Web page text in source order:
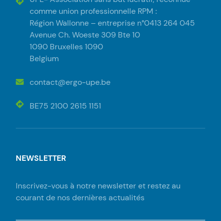
comme union professionnelle RPM :
Région Wallonne – entreprise n°0413 264 045
Avenue Ch. Woeste 309 Bte 10
1090 Bruxelles 1090
Belgium
contact@ergo-upe.be
BE75 2100 2615 1151
NEWSLETTER
Inscrivez-vous à notre newsletter et restez au
courant de nos dernières actualités